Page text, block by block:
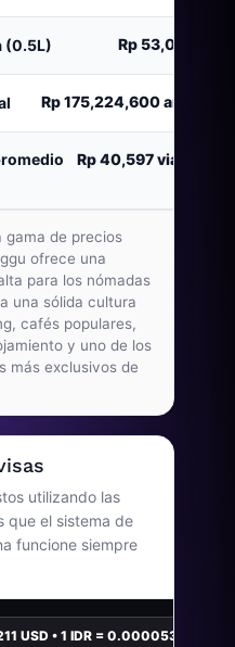
(0.5L) Rp 53,071
Rp 175,224,600año
Rp 40,597viaje
gama de precios
ofrece una
para los nómadas
una sólida cultura
cafés populares,
y uno de los
más exclusivos de
utilizando las
que el sistema de
funcione siempre
USD • 1 IDR = 0.00005390 EUR